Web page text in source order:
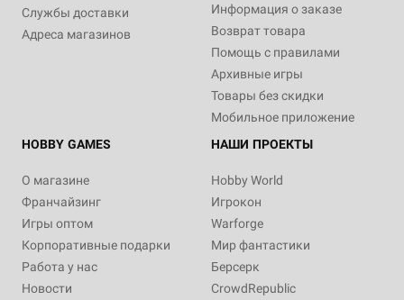
Службы доставки
Адреса магазинов
Информация о заказе
Возврат товара
Помощь с правилами
Архивные игры
Товары без скидки
Мобильное приложение
HOBBY GAMES
О магазине
Франчайзинг
Игры оптом
Корпоративные подарки
Работа у нас
Новости
НАШИ ПРОЕКТЫ
Hobby World
Игрокон
Warforge
Мир фантастики
Берсерк
CrowdRepublic